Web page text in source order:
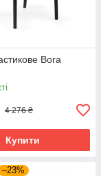
Bora
4 276 ₴
Купити
–23%